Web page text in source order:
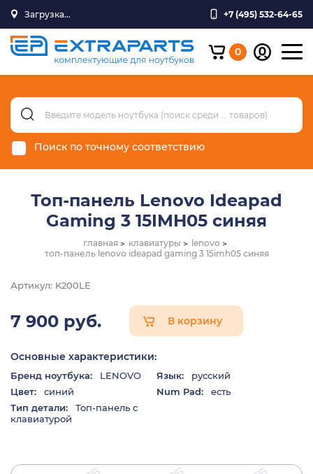
Загрузка... +7 (495) 532-64-65
0
Поиск по точному соответствию
Топ-панель Lenovo Ideapad
Gaming 3 15IMH05 синяя
главная клавиатуры
lenovo
топ-панель lenovo ideapad gaming 3 15imh05 синяя
Артикул: K200LE
7 900 руб. В корзину
Основные характеристики:
Бренд ноутбука: LENOVO Язык:
русский
Цвет:
синий Num Pad:
есть
Тип детали:
Топ-панель с
клавиатурой